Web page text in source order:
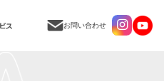
お問い合わせ